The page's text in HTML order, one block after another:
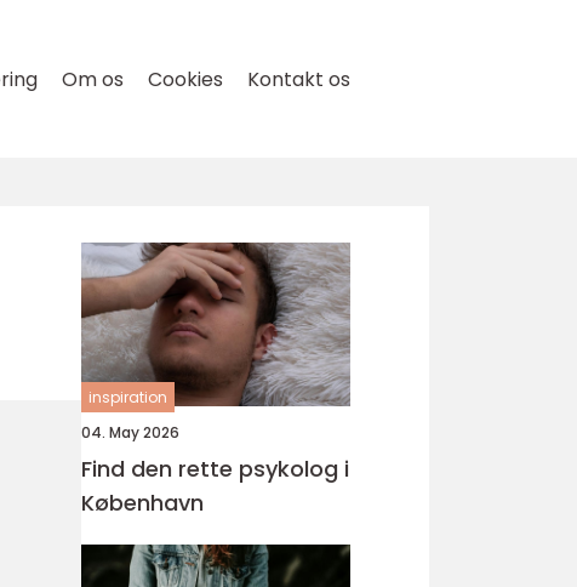
Om os Cookies Kontakt os
inspiration
04. May 2026
Find den rette psykolog i
København